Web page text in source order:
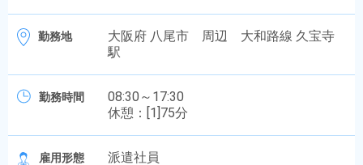
勤務地
大阪府 八尾市 周辺 大和路線 久宝寺
駅
勤務時間
08:30～17:30
休憩：[1]75分
雇用形態 派遣社員